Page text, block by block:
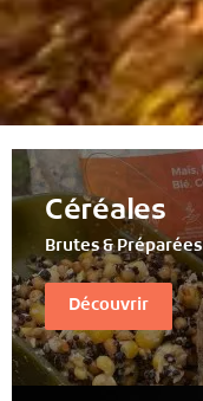
Céréales
Brutes & Préparées
Découvrir